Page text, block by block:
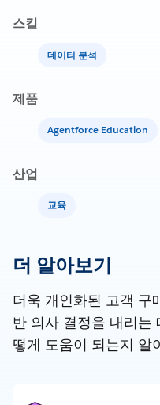
스킬
데이터 분석
제품
Agentforce Education
산업
교육
더 알아보기
더욱 개인화된 고객 구
반 의사 결정을 내리는
떻게 도움이 되는지 알